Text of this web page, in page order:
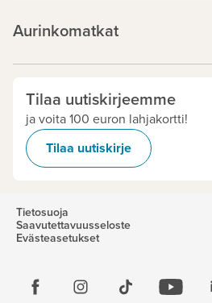
Aurinkomatkat
Tilaa uutiskirjeemme
ja voita 100 euron lahjakortti!
Tilaa uutiskirje
Tietosuoja
Saavutettavuusseloste
Evästeasetukset